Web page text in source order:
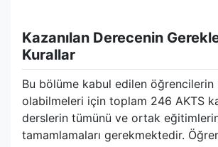
Kazanılan Derecenin
Kurallar
Bu bölüme kabul edilen öğrencilerin
olabilmeleri için toplam 246 AKTS
derslerin tümünü ve ortak
tamamlamaları gerekmektedir.